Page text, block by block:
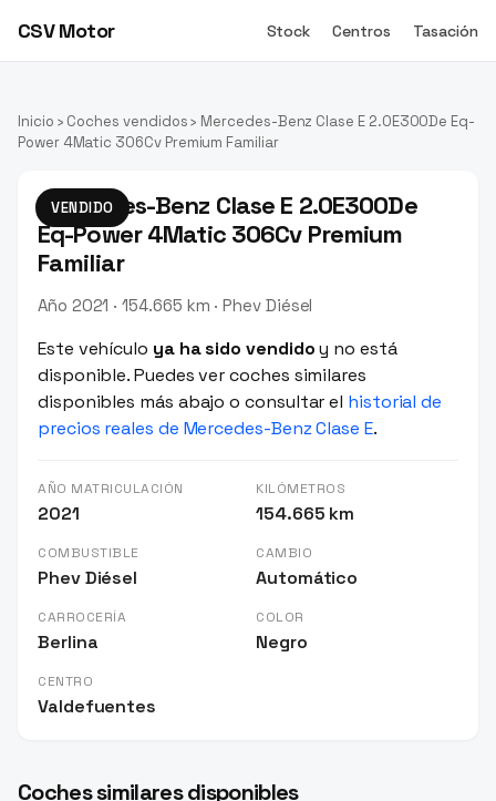
CSV Motor Stock Centros Tasación
Inicio › Coches vendidos› Mercedes-Benz Clase E 2.0E300De Eq-
Power 4Matic 306Cv Premium Familiar
VENDIDO
Mercedes-Benz Clase E 2.0E300De
Eq-Power 4Matic 306Cv Premium
Familiar
Año 2021 · 154.665 km · Phev Diésel
Este vehículo ya ha sido vendidoy no está
disponible. Puedes ver coches similares
disponibles más abajo o consultar el historial de
precios reales de Mercedes-Benz Clase E.
AÑO MATRICULACIÓN
2021
KILÓMETROS
154.665 km
COMBUSTIBLE
Phev Diésel
CAMBIO
Automático
CARROCERÍA
Berlina
COLOR
Negro
CENTRO
Valdefuentes
Coches similares disponibles